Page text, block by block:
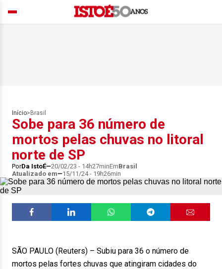
Início> Brasil
Sobe para 36 número de
mortos pelas chuvas no litoral
norte de SP
PorDa IstoÉ 20/02/23 - 14h27minEmBrasil
Atualizado em
15/11/24 - 19h26min
SÃO PAULO (Reuters) – Subiu para 36 o número de
mortos pelas fortes chuvas que atingiram cidades do